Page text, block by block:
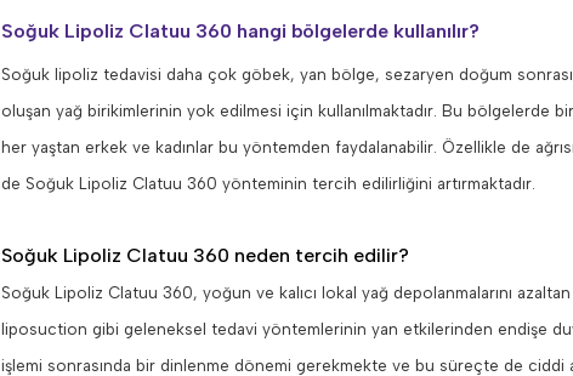
Soğuk Lipoliz Clatuu 360 hangi bölgelerde kullanılır?
Soğuk lipoliz tedavisi daha çok göbek, yan bölge, sezaryen doğum
oluşan yağ birikimlerinin yok edilmesi için kullanılmaktadır. Bu bölgelerde
her yaştan erkek ve kadınlar bu yöntemden faydalanabilir. Özellikle de
de Soğuk Lipoliz Clatuu 360 yönteminin tercih edilirliğini artırmaktadır.
Soğuk Lipoliz Clatuu 360 neden tercih edilir?
Soğuk Lipoliz Clatuu 360, yoğun ve kalıcı lokal yağ depolanmalarını
liposuction gibi geleneksel tedavi yöntemlerinin yan etkilerinden endişe
işlemi sonrasında bir dinlenme dönemi gerekmekte ve bu süreçte de ciddi